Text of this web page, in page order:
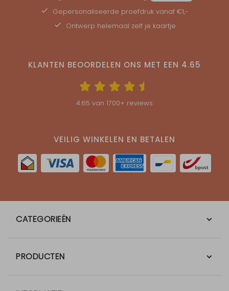
Gepersonaliseerde proefdruk vanaf €1,-
Ontwerp helemaal zelf je kaartje
KLANTEN BEOORDELEN ONS MET EEN 4.65
4.65 van 1700+ reviews
VEILIG WINKELEN EN BETALEN
CATEGORIEËN
PRODUCTEN